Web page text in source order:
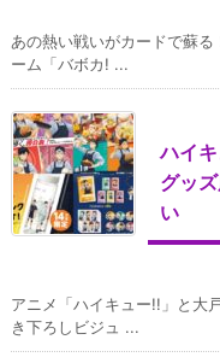
あの熱い戦いがカードで蘇
ーム「バボカ! ...
ハイ
グッ
い
アニメ「ハイキュー!!」と大
き下ろしビジュ ...